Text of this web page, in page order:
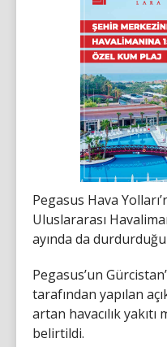
Pegasus Hava
Uluslararası
ayında da durdurduğu
Pegasus’un
tarafından yapılan
artan havacılık yakıtı
belirtildi.